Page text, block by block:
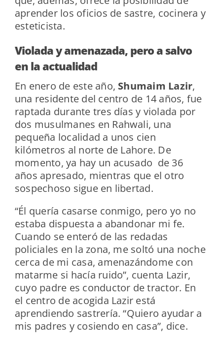
aprender los oficios de sastre, cocinera y
esteticista.
Violada y amenazada, pero a salvo
en la actualidad
En enero de este año, Shumaim Lazir,
una residente del centro de 14 años, fue
raptada durante tres días y violada por
dos musulmanes en Rahwali, una
pequeña localidad a unos cien
kilómetros al norte de Lahore. De
momento, ya hay un acusado de 36
años apresado, mientras que el otro
sospechoso sigue en libertad.
“Él quería casarse conmigo, pero yo no
estaba dispuesta a abandonar mi fe.
Cuando se enteró de las redadas
policiales en la zona, me soltó una noche
cerca de mi casa, amenazándome con
matarme si hacía ruido”, cuenta Lazir,
cuyo padre es conductor de tractor. En
el centro de acogida Lazir está
aprendiendo sastrería. “Quiero ayudar a
mis padres y cosiendo en casa”, dice.